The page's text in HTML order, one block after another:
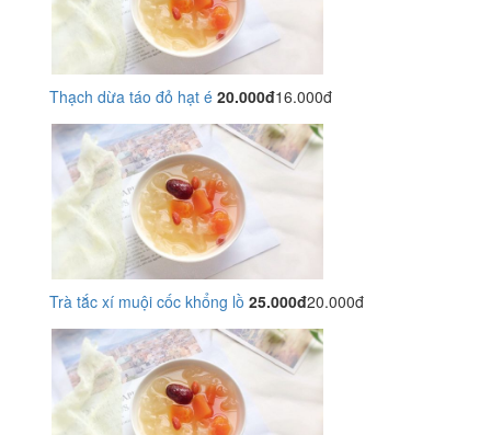
Thạch dừa táo đỏ hạt é 20.000đ16.000đ
Trà tắc xí muội cốc khổng lồ 25.000đ20.000đ